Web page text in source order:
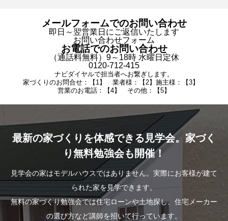
メールフォームでのお問い合わせ
即日～翌営業日にご返信いたします
お問い合わせフォーム
お電話でのお問い合わせ
（通話料無料）9～18時 水曜日定休
0120-712-415
ナビダイヤルで担当者へお繋ぎします。
家づくりのお問合せ：【1】 業者様：【2】施主様：【3】
営業のお電話：【4】 その他：【5】
最新の家づくりを体感できる見学会。家づく
り無料勉強会も開催！
見学会の家はモデルハウスではありません。実際にお客様が建て
られた家を見学できます。
無料の家づくり勉強会では住宅ローンや土地探し、住宅メーカー
の選び方など講師を招いて行っています。